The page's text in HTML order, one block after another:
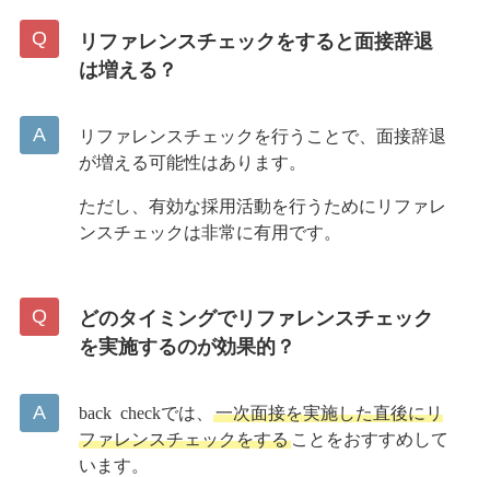
リファレンスチェックをすると面接辞退
は増える？
リファレンスチェックを行うことで、面接辞退
が増える可能性はあります。
ただし、有効な採用活動を行うためにリファレ
ンスチェックは非常に有用です。
どのタイミングでリファレンスチェック
を実施するのが効果的？
back checkでは、
一次面接を実施した直後にリ
ファレンスチェックをすることをおすすめして
います。